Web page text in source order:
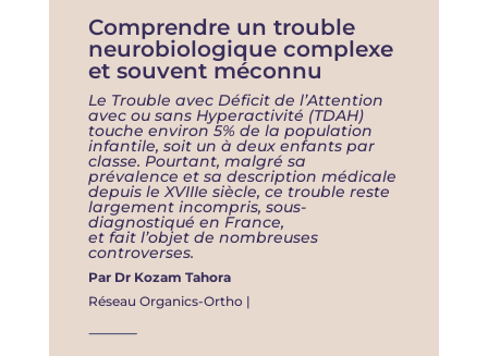
Comprendre un trouble
neurobiologique complexe
et souvent méconnu
Le Trouble avec Déficit de l’Attention
avec ou sans Hyperactivité (TDAH)
touche environ 5% de la population
infantile, soit un à deux enfants par
classe. Pourtant, malgré sa
prévalence et sa description médicale
depuis le XVIIIe siècle, ce trouble reste
largement incompris, sous-
diagnostiqué en France,
et fait l’objet de nombreuses
controverses.
Par Dr Kozam Tahora
Réseau Organics-Ortho |
⸻